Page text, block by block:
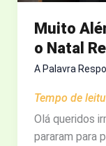
Muito
o Natal
A Palavra
Tempo de
Olá queridos
pararam para